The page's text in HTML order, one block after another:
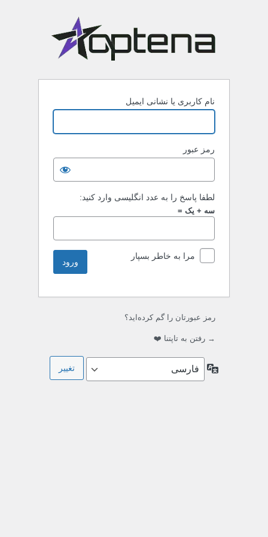
نام کاربری یا نشانی ایمیل
رمز عبور
لطفا پاسخ را به عدد انگلیسی وارد کنید:
سه + یک =
مرا به خاطر بسپار
رمز عبورتان را گم کرده‌اید؟
→ رفتن به تاپتنا ❤️
زبان